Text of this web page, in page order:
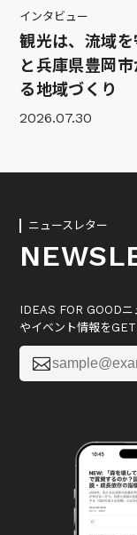
インタビュー
観光は、流域
と兵庫県豊岡
る地域づくり
2026.07.30
ニュースレター
IDEAS FOR GOODニ
やイベント情報をGET
